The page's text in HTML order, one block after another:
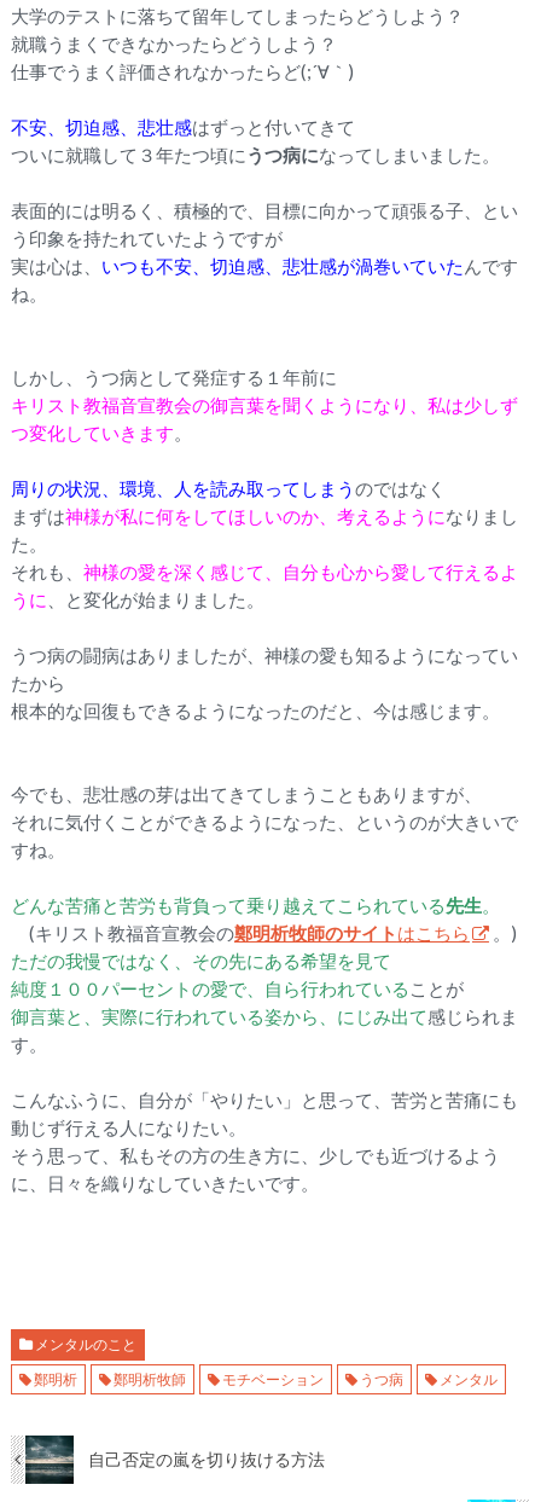
大学のテストに落ちて留年してしまったらどうしよう？
就職うまくできなかったらどうしよう？
仕事でうまく評価されなかったらど(;´∀｀)
不安、切迫感、悲壮感はずっと付いてきて
ついに就職して３年たつ頃に うつ病になってしまいました。
表面的には明るく、積極的で、目標に向かって頑張る子、とい
う印象を持たれていたようですが
実は心は、 いつも不安、切迫感、悲壮感が渦巻いていた んです
ね。
しかし、うつ病として発症する１年前に
キリスト教福音宣教会の御言葉を聞くようになり、私は少しず
つ変化していきます。
周りの状況、環境、人を読み取ってしまう のではなく
まずは神様が私に何をしてほしいのか、考えるようになりまし
た。
それも、 神様の愛を深く感じて、自分も心から愛して行えるよ
うに
、と変化が始まりました。
うつ病の闘病はありましたが、神様の愛も知るようになってい
たから
根本的な回復もできるようになったのだと、今は感じます。
今でも、悲壮感の芽は出てきてしまうこともありますが、
それに気付くことができるようになった、というのが大きいで
すね。
どんな苦痛と苦労も背負って乗り越えてこられている先生。
(キリスト教福音宣教会の鄭明析牧師のサイト はこちら
。)
ただの我慢ではなく、その先にある希望を見て
純度１００パーセントの愛で、自ら行われている ことが
御言葉と、実際に行われている姿から、にじみ出て感じられま
す。
こんなふうに、自分が「やりたい」と思って、苦労と苦痛にも
動じず行える人になりたい。
そう思って、私もその方の生き方に、少しでも近づけるよう
に、日々を織りなしていきたいです。
メンタルのこと
鄭明析
鄭明析牧師 モチベーション うつ病 メンタル
自己否定の嵐を切り抜ける方法